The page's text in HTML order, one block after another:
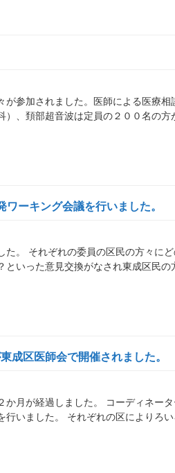
が参加されました。医師による医療相
、頚部超音波は定員の２００名の方
ーキング会議を行いました。
。 それぞれの委員の区民の方々にど
といった意見交換がなされ東成区民の
成区医師会で開催されました。
か月が経過しました。 コーディネー
いました。 それぞれの区によりろ